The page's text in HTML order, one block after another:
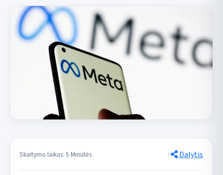
Skaitymo laikas: 5 Minutės Dalytis